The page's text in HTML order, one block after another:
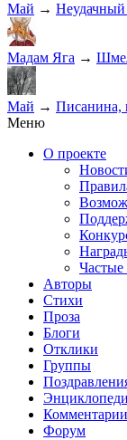
Май → Неудачный
Мадам Яга →
Май → Писанина,
Меню
О проекте
Авторы
Стихи
Проза
Блоги
Отклики
Группы
Комментарии
Форум